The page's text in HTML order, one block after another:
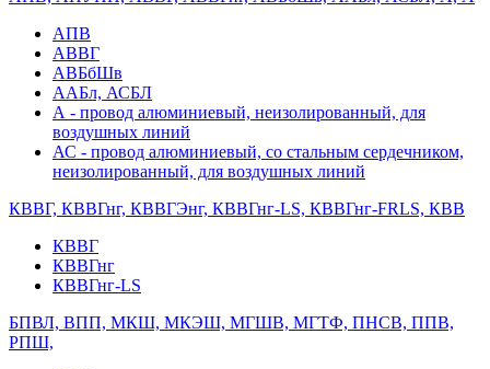
АПВ
АВВГ
АВБбШв
ААБл, АСБЛ
А - провод алюминиевый, неизолированный, для
воздушных линий
АС - провод алюминиевый, со стальным сердечником,
неизолированный, для воздушных линий
КВВГ, КВВГнг, КВВГЭнг, КВВГнг-LS, КВВГнг-FRLS, КВВ
КВВГ
КВВГнг
КВВГнг-LS
БПВЛ, ВПП, МКШ, МКЭШ, МГШВ, МГТФ, ПНСВ, ППВ,
РПШ,